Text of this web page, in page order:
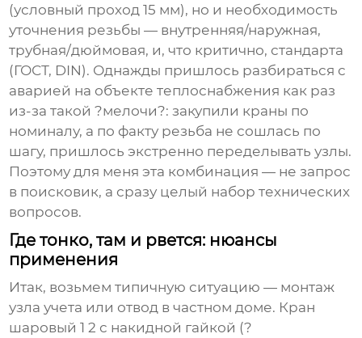
(условный проход 15 мм), но и необходимость
уточнения резьбы — внутренняя/наружная,
трубная/дюймовая, и, что критично, стандарта
(ГОСТ, DIN). Однажды пришлось разбираться с
аварией на объекте теплоснабжения как раз
из-за такой ?мелочи?: закупили краны по
номиналу, а по факту резьба не сошлась по
шагу, пришлось экстренно переделывать узлы.
Поэтому для меня эта комбинация — не запрос
в поисковик, а сразу целый набор технических
вопросов.
Где тонко, там и рвется: нюансы
применения
Итак, возьмем типичную ситуацию — монтаж
узла учета или отвод в частном доме. Кран
шаровый 1 2 с накидной гайкой (?